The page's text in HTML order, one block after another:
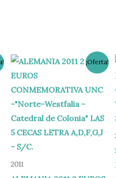
¡Oferta!
2011
El
precio
original
era:
35,00 €.
El
precio
es:
29,95 €.